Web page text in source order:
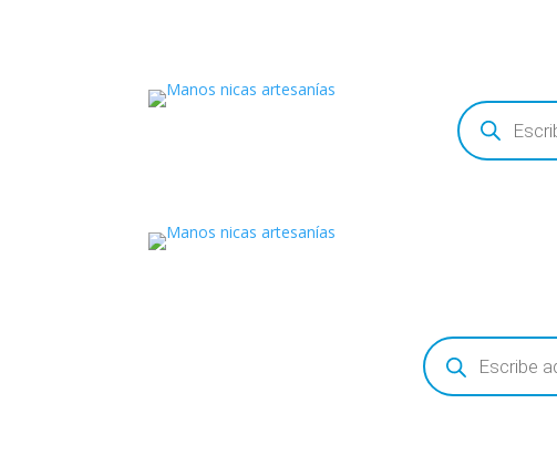
Búsqueda
de
productos
Búsqueda
de
productos